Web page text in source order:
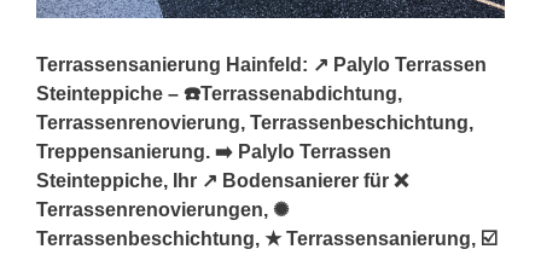
Terrassensanierung Hainfeld: ↗️ Palylo Terrassen
Steinteppiche – ☎️Terrassenabdichtung,
Terrassenrenovierung, Terrassenbeschichtung,
Treppensanierung. ➡️ Palylo Terrassen
Steinteppiche, Ihr ↗️ Bodensanierer für ❌
Terrassenrenovierungen, ✺
Terrassenbeschichtung, ★ Terrassensanierung, ☑️